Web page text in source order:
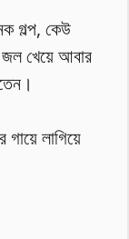
গল্প, কেউ
জল খেয়ে আবার
লাগিয়ে